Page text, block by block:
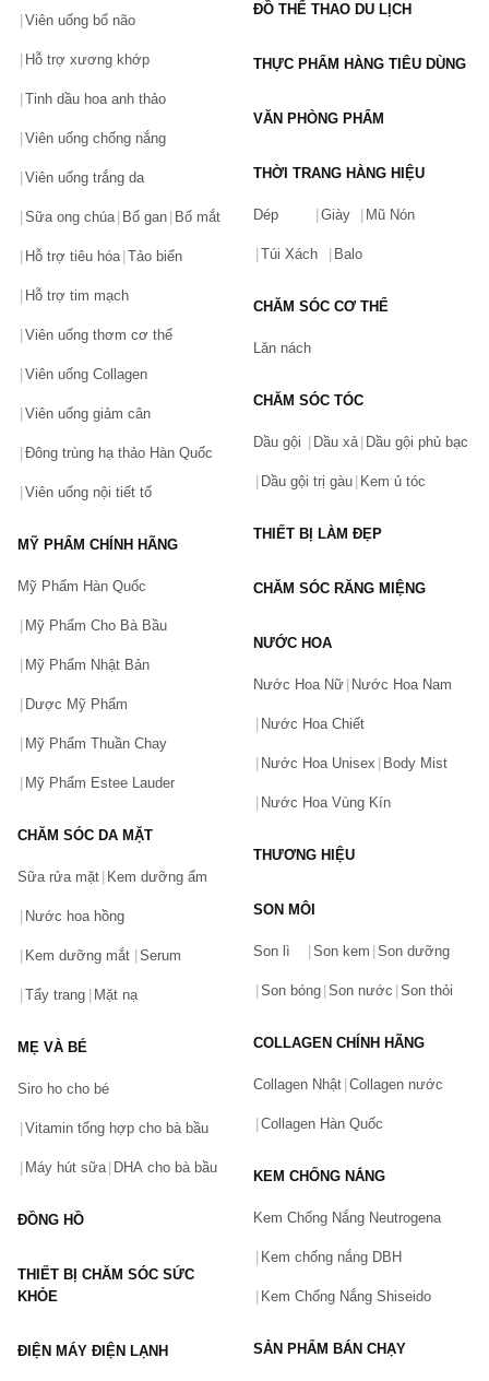
Bạn gặp vấn đề về sản phẩm hay mua hàng?
Hãy báo lỗi cho chúng tôi. Hoặc gọi cho chúng tôi qua số
Vấn đề(*)
Viên uống bổ não
Hỗ trợ xương khớp
Tinh dầu hoa anh thảo
Viên uống chống nắng
Viên uống trắng da
Sữa ong chúa Bổ gan Bổ mắt
Hỗ trợ tiêu hóa Tảo biển
Hỗ trợ tim mạch
Viên uống thơm cơ thể
Viên uống Collagen
Viên uống giảm cân
Đông trùng hạ thảo Hàn Quốc
Viên uống nội tiết tố
MỸ PHẨM CHÍNH HÃNG
Mỹ Phẩm Hàn Quốc
Mỹ Phẩm Cho Bà Bầu
Mỹ Phẩm Nhật Bản
Dược Mỹ Phẩm
Mỹ Phẩm Thuần Chay
Mỹ Phẩm Estee Lauder
CHĂM SÓC DA MẶT
Sữa rửa mặt Kem dưỡng ẩm
Nước hoa hồng
Kem dưỡng mắt Serum
Tẩy trang Mặt nạ
MẸ VÀ BÉ
Siro ho cho bé
Vitamin tổng hợp cho bà bầu
Máy hút sữa DHA cho bà bầu
ĐỒNG HỒ
THIẾT BỊ CHĂM SÓC SỨC
KHỎE
ĐIỆN MÁY ĐIỆN LẠNH
ĐỒ THỂ THAO DU LỊCH
THỰC PHẨM HÀNG TIÊU DÙNG
VĂN PHÒNG PHẨM
THỜI TRANG HÀNG HIỆU
Dép Giày Mũ Nón
Túi Xách Balo
CHĂM SÓC CƠ THỂ
Lăn nách
CHĂM SÓC TÓC
Dầu gội Dầu xả Dầu gội phủ bạc
Dầu gội trị gàu Kem ủ tóc
THIẾT BỊ LÀM ĐẸP
CHĂM SÓC RĂNG MIỆNG
NƯỚC HOA
Nước Hoa Nữ Nước Hoa Nam
Nước Hoa Chiết
Nước Hoa Unisex Body Mist
Nước Hoa Vùng Kín
THƯƠNG HIỆU
SON MÔI
Son lì Son kem Son dưỡng
Son bóng Son nước Son thỏi
COLLAGEN CHÍNH HÃNG
Collagen Nhật Collagen nước
Collagen Hàn Quốc
KEM CHỐNG NẮNG
Kem Chống Nắng Neutrogena
Kem chống nắng DBH
Kem Chống Nắng Shiseido
SẢN PHẨM BÁN CHẠY